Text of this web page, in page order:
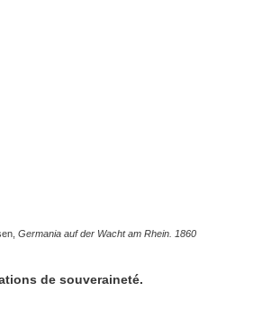
Germania auf der Wacht am Rhein. 1860
de souveraineté.